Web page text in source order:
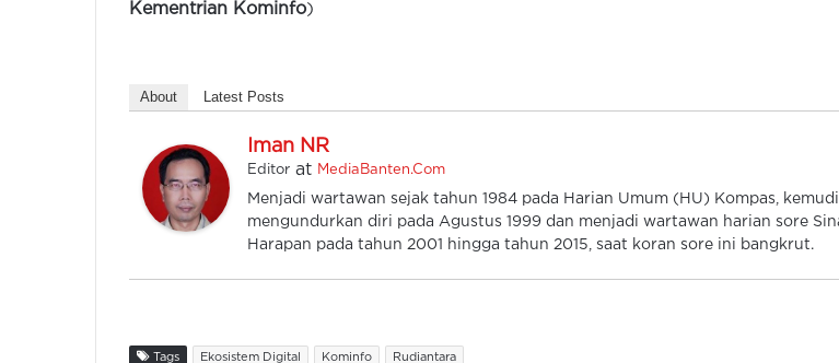
Kementrian Kominfo)
About Latest Posts
Iman NR
Editor at MediaBanten.Com
Menjadi wartawan sejak tahun 1984 pada Harian Umum (HU) Kompas,
mengundurkan diri pada Agustus 1999 dan menjadi wartawan harian sore
Harapan pada tahun 2001 hingga tahun 2015, saat koran sore ini bangkrut.
Tags Ekosistem Digital Kominfo Rudiantara
WhatsApp Tak Perlu APK
Imbas Tarif Impor, Apple